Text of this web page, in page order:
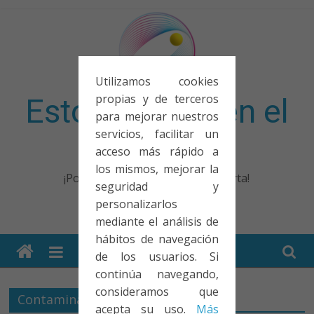
Utilizamos cookies
propias y de terceros
para mejorar nuestros
servicios, facilitar un
acceso más rápido a
los mismos, mejorar la
seguridad y
personalizarlos
mediante el análisis de
hábitos de navegación
de los usuarios. Si
continúa navegando,
consideramos que
acepta su uso. Más
Esto no entra en el
examen
¡Porque no solo el examen importa!
Contaminación agua